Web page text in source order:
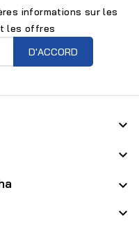
informations sur les
les offres



